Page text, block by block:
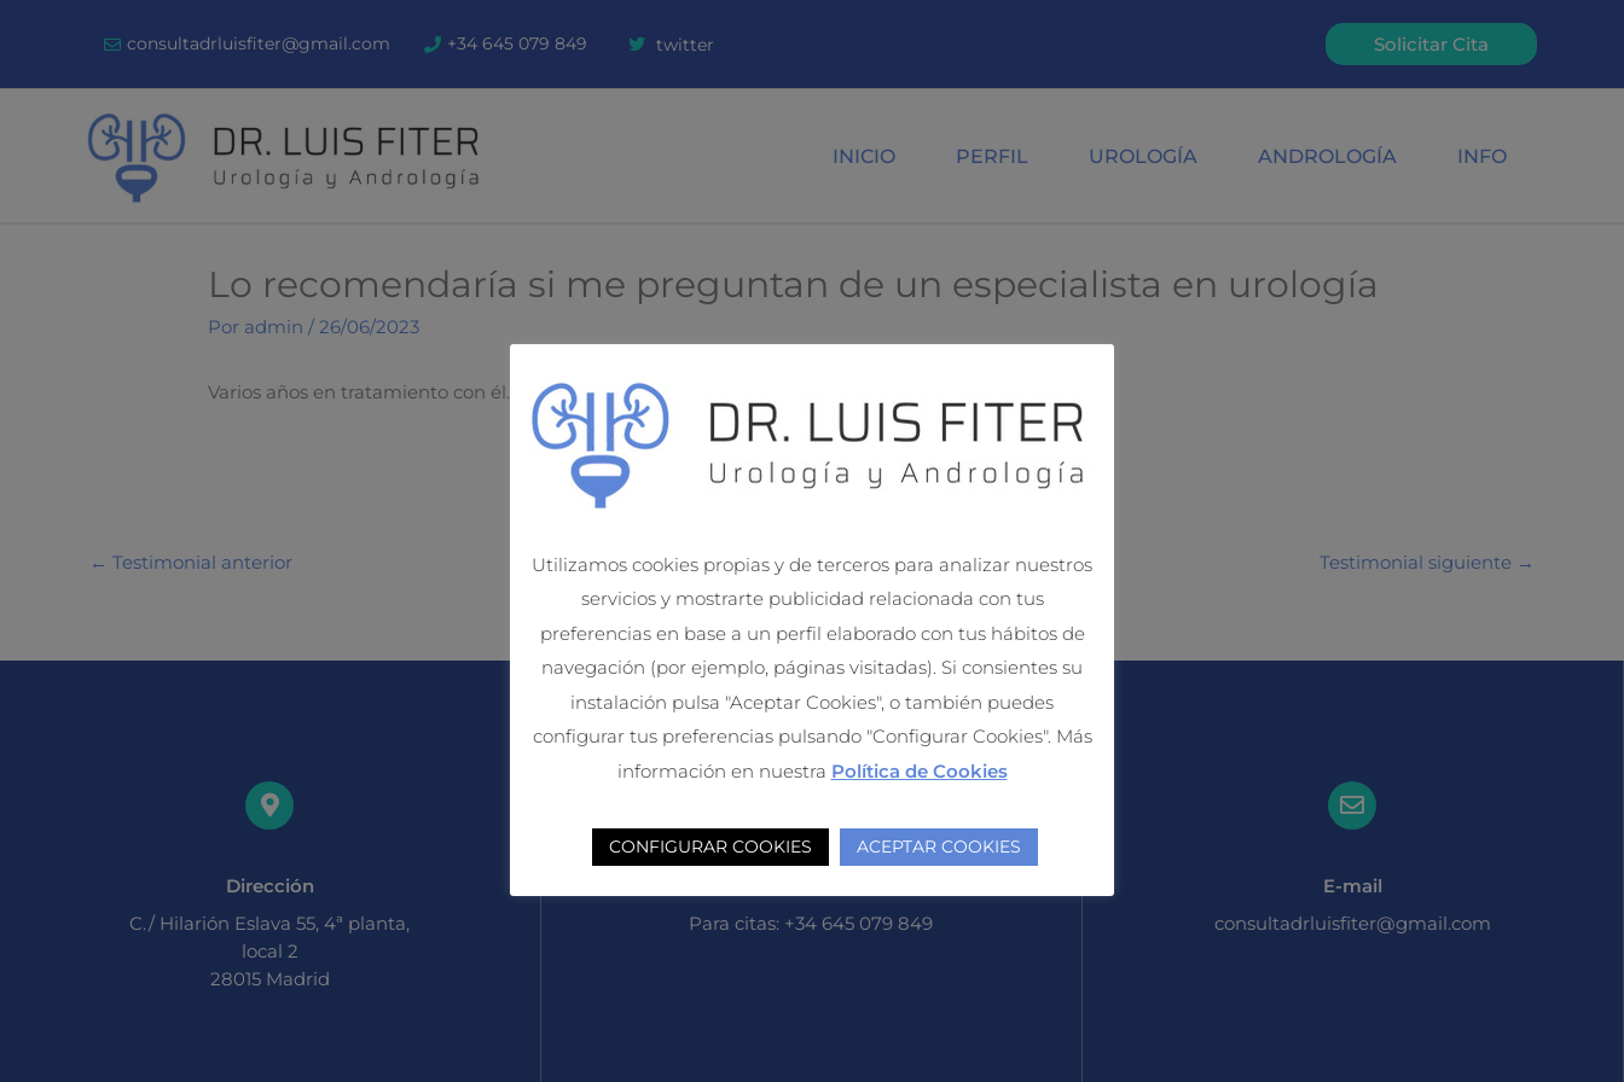
consultadrluisfiter@gmail.com +34 645 079 849 twitter Solicitar Cita
INICIO PERFIL UROLOGÍA ANDROLOGÍA INFO
Lo recomendaría si me preguntan de un especialista en urología
Por admin/26/06/2023
Varios años en tratamiento con él. Serio y profesional.
← Testimonial anterior Testimonial siguiente →
Dirección
C./ Hilarión Eslava 55, 4ª planta,
local 2
28015 Madrid
Para citas: +34 645 079 849
E-mail
consultadrluisfiter@gmail.com
Utilizamos cookies propias y de terceros para analizar nuestros
servicios y mostrarte publicidad relacionada con tus
preferencias en base a un perfil elaborado con tus hábitos de
navegación (por ejemplo, páginas visitadas). Si consientes su
instalación pulsa "Aceptar Cookies", o también puedes
configurar tus preferencias pulsando "Configurar Cookies". Más
información en nuestra Política de Cookies
CONFIGURAR COOKIES ACEPTAR COOKIES